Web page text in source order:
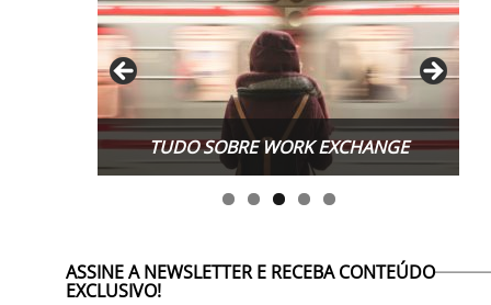
TUDO SOBRE WORK EXCHANGE
ASSINE A NEWSLETTER E RECEBA CONTEÚDO
EXCLUSIVO!